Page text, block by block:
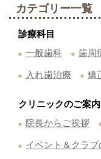
カテゴリー一覧
診療科目
一般歯科
歯周
入れ歯治療 矯
クリニックのご案内
院長からご挨拶
イベント＆クラブ